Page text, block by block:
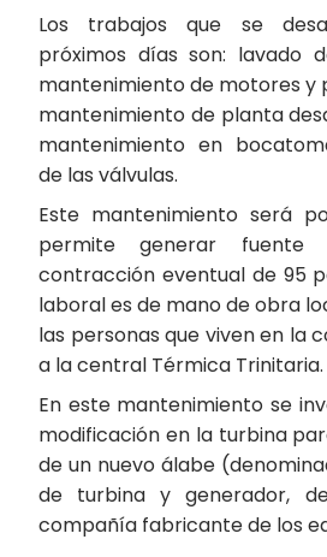
Los trabajos que se
próximos días son: lavado
mantenimiento de motores y
mantenimiento de planta
mantenimiento en
de las válvulas.
Este mantenimiento será
permite generar
contracción eventual de 95
laboral es de mano de obra
las personas que viven en la
a la central Térmica Trinitaria.
En este mantenimiento se
modificación en la turbina
de un nuevo álabe
de turbina y generador,
compañía fabricante de los